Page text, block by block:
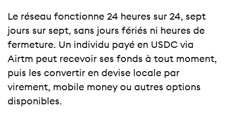
Le réseau fonctionne 24 heures sur 24, sept
jours sur sept, sans jours fériés ni heures de
fermeture. Un individu payé en USDC via
Airtm peut recevoir ses fonds à tout moment,
puis les convertir en devise locale par
virement, mobile money ou autres options
disponibles.